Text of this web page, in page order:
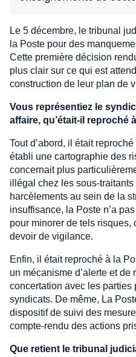
Le 5 décembre, le tribunal
la Poste pour des
Cette première décision
plus clair sur ce qui est
construction de leur plan de
Vous représentiez le
affaire, qu’était-il reproché
Tout d’abord, il était
établi une cartographie des
concernait plus
illégal chez les sous-
harcèlements au sein de la
insuffisance, la Poste n’a
pour minorer de tels risques,
devoir de vigilance.
Enfin, il était reproché à la
un mécanisme d’alerte et
concertation avec les parties
syndicats. De même, La
dispositif de suivi des
compte-rendu des actions
Que retient le tribunal